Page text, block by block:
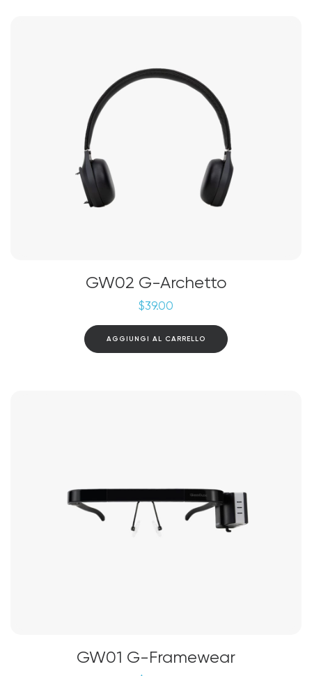
GW02 G-Archetto
$39.00
AGGIUNGI AL CARRELLO
GW01 G-Framewear